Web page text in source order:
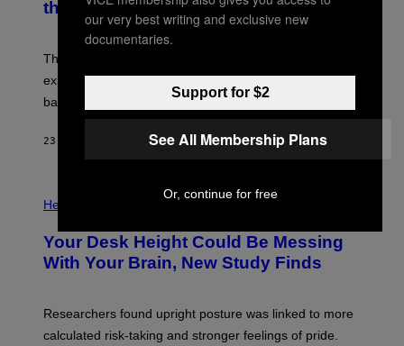
A
D
R
I
L
T
T
I
M
A
the Moon
The LUX concept would use a fiber-optic tether to
explore lunar caves that could shelter future moon
bases.
23 ΛΕΠΤΆ ΠΡΙΝ ΚΕΊΜΕΝΟ LUIS PRADA
H
O
:
B
U
A
Health
Your Desk Height Could Be Messing
With Your Brain, New Study Finds
Researchers found upright posture was linked to more
calculated risk-taking and stronger feelings of pride.
our very best writing and exclusive new
documentaries.
Support for $2
See All Membership Plans
Or, continue for free